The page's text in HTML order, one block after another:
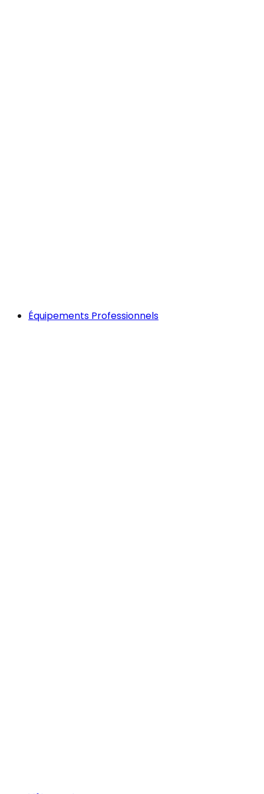
Équipements Professionnels